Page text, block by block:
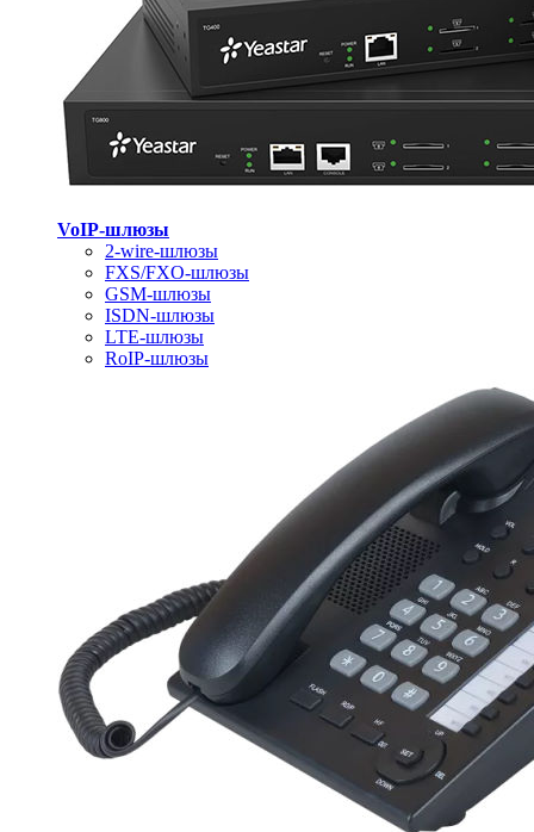
VoIP-шлюзы
2-wire-шлюзы
FXS/FXO-шлюзы
GSM-шлюзы
ISDN-шлюзы
LTE-шлюзы
RoIP-шлюзы